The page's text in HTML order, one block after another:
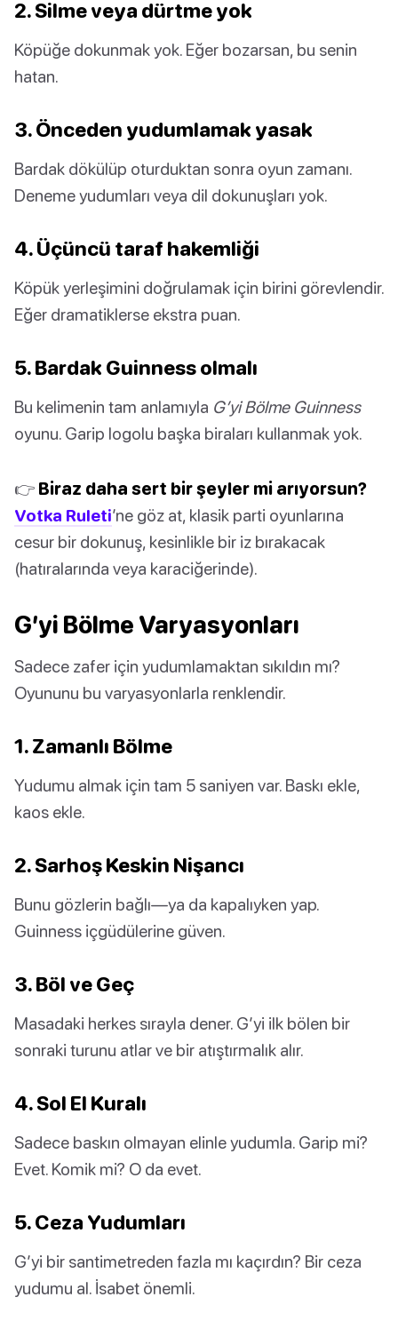
2. Silme veya dürtme yok
Köpüğe dokunmak yok. Eğer bozarsan, bu senin
hatan.
3. Önceden yudumlamak yasak
Bardak dökülüp oturduktan sonra oyun zamanı.
Deneme yudumları veya dil dokunuşları yok.
4. Üçüncü taraf hakemliği
Köpük yerleşimini doğrulamak için birini görevlendir.
Eğer dramatiklerse ekstra puan.
5. Bardak Guinness olmalı
Bu kelimenin tam anlamıyla G’yi Bölme Guinness
oyunu. Garip logolu başka biraları kullanmak yok.
👉 Biraz daha sert bir şeyler mi arıyorsun?
Votka Ruleti’ne göz at, klasik parti oyunlarına
cesur bir dokunuş, kesinlikle bir iz bırakacak
(hatıralarında veya karaciğerinde).
G’yi Bölme Varyasyonları
Sadece zafer için yudumlamaktan sıkıldın mı?
Oyununu bu varyasyonlarla renklendir.
1. Zamanlı Bölme
Yudumu almak için tam 5 saniyen var. Baskı ekle,
kaos ekle.
2. Sarhoş Keskin Nişancı
Bunu gözlerin bağlı—ya da kapalıyken yap.
Guinness içgüdülerine güven.
3. Böl ve Geç
Masadaki herkes sırayla dener. G’yi ilk bölen bir
sonraki turunu atlar ve bir atıştırmalık alır.
4. Sol El Kuralı
Sadece baskın olmayan elinle yudumla. Garip mi?
Evet. Komik mi? O da evet.
5. Ceza Yudumları
G’yi bir santimetreden fazla mı kaçırdın? Bir ceza
yudumu al. İsabet önemli.